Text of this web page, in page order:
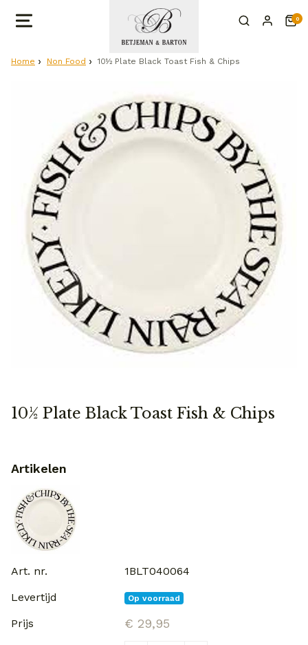
0
Home Non Food 10½ Plate Black Toast Fish & Chips
10½ Plate Black Toast Fish & Chips
Artikelen
1BLT040064
Op voorraad
€ 29,95